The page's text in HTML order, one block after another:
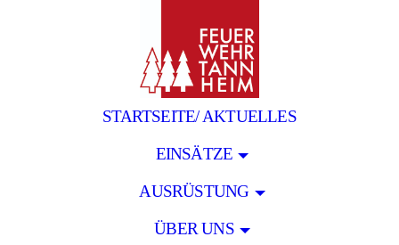
STARTSEITE/ AKTUELLES
EINSÄTZE
AUSRÜSTUNG
ÜBER UNS